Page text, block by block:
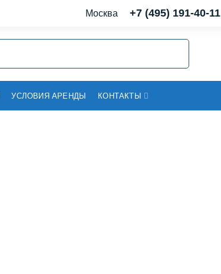
Москва +7 (495) 191-40-11
УСЛОВИЯ АРЕНДЫ КОНТАКТЫ